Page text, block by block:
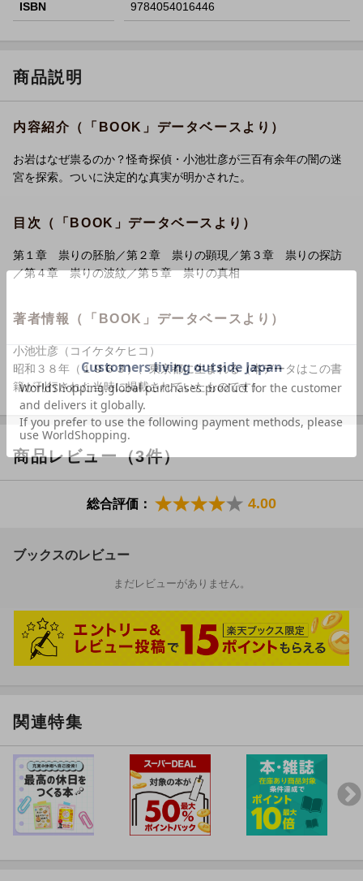
ISBN 9784054016446
商品説明
内容紹介（「BOOK」データベースより）
お岩はなぜ祟るのか？怪奇探偵・小池壮彦が三百有余年の闇の迷
宮を探索。ついに決定的な真実が明かされた。
目次（「BOOK」データベースより）
第１章 祟りの胚胎／第２章 祟りの顕現／第３章 祟りの探訪
／第４章 祟りの波紋／第５章 祟りの真相
著者情報（「BOOK」データベースより）
小池壮彦（コイケタケヒコ）
昭和３８年（１９６３）、東京都に生まれる（本データはこの書
籍が刊行された当時に掲載されていたものです）
商品レビュー（3件）
総合評価： 4.00
ブックスのレビュー
まだレビューがありません。
関連特集